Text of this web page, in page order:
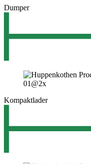
Dumper
Kompaktlader